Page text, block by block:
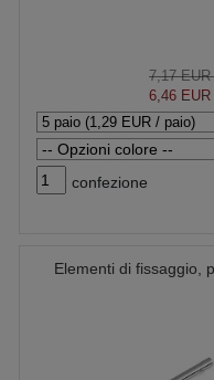
7,17 EUR
6,46 EUR
confezione
Elementi di fissaggio,